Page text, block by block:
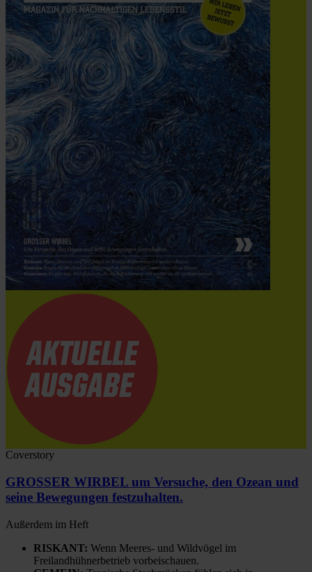
Coverstory
GROSSER WIRBEL um Versuche, den Ozean und
seine Bewegungen festzuhalten.
Außerdem im Heft
RISKANT: Wenn Meeres- und Wildvögel im
Freilandhühnerbetrieb vorbeischauen.